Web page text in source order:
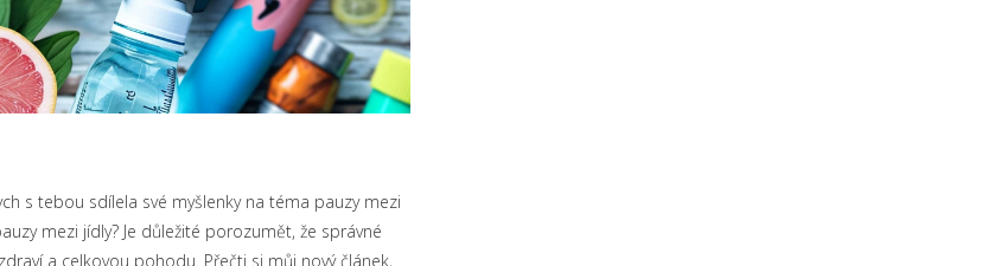
s tebou sdílela své myšlenky na téma pauzy mezi
mezi jídly? Je důležité porozumět, že správné
a celkovou pohodu. Přečti si můj nový článek,